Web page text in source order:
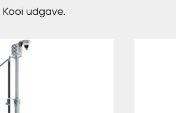
udgave.